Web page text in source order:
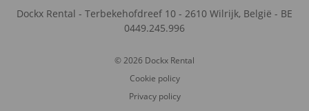
Dockx Rental - Terbekehofdreef 10 - 2610 Wilrijk, België - BE
0449.245.996
© 2026 Dockx Rental
Cookie policy
Privacy policy